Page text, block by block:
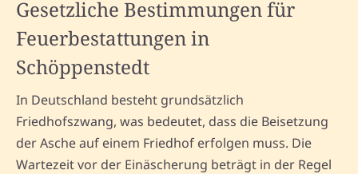
Gesetzliche Bestimmungen für
Feuerbestattungen in
Schöppenstedt
In Deutschland besteht grundsätzlich
Friedhofszwang, was bedeutet, dass die Beisetzung
der Asche auf einem Friedhof erfolgen muss. Die
Wartezeit vor der Einäscherung beträgt in der Regel